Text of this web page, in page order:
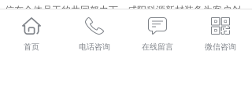
信在全体员工的共同努力下，咸阳科源新材装备为客户创
造更大的价值。
首页 电话咨询 在线留言 微信咨询